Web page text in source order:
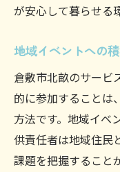
が安心して暮らせる
地域イベントへの
倉敷市北畝のサービ
的に参加することは
方法です。地域イベ
供責任者は地域住民
課題を把握すること